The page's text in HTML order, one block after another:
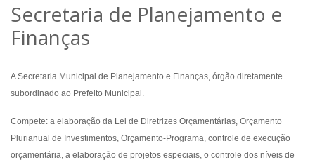
Secretaria de Planejamento e
Finanças
A Secretaria Municipal de Planejamento e Finanças, órgão diretamente
subordinado ao Prefeito Municipal.
Compete: a elaboração da Lei de Diretrizes Orçamentárias, Orçamento
Plurianual de Investimentos, Orçamento-Programa, controle de execução
orçamentária, a elaboração de projetos especiais, o controle dos níveis de